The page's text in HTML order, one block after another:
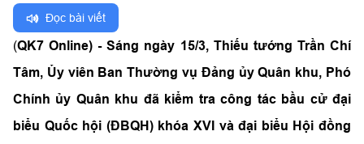
Đọc bài viết
(QK7 Online) - Sáng ngày 15/3, Thiếu tướng Trần Chí
Tâm, Ủy viên Ban Thường vụ Đảng ủy Quân khu, Phó
Chính ủy Quân khu đã kiểm tra công tác bầu cử đại
biểu Quốc hội (ĐBQH) khóa XVI và đại biểu Hội đồng